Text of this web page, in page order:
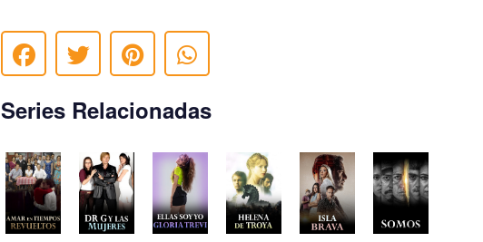
Series Relacionadas